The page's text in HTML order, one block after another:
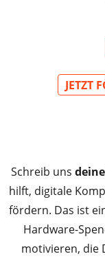
JETZT
Schreib uns
hilft, digitale
fördern. Das ist
Hardware-
motivieren, die